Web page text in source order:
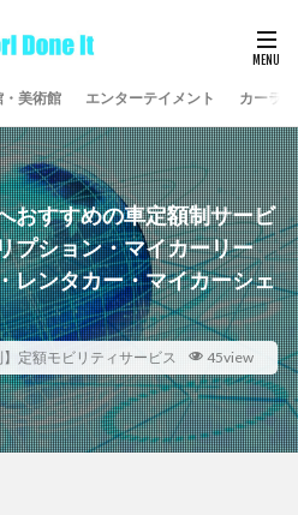
美術館 エンターテイメント カーラ
おすすめの車定額制サービ
プション・マイカーリー
レンタカー・マイカーシェ
】定額モビリティサービス 45view